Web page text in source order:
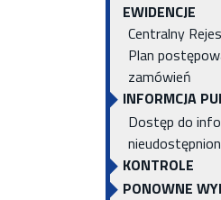
EWIDENCJE
Centralny
Plan
zamówień
INFORMCJA
Dostęp do
KONTROLE
PONOWNE